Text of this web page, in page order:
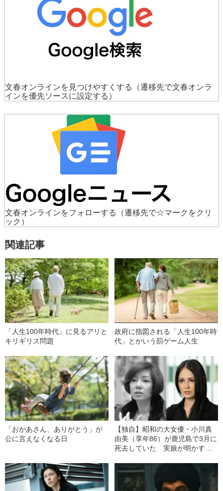
文春オンラインを見つけやすくする
（遷移先で文春オンラ
インを優先ソースに設定する）
文春オンラインをフォローする
（遷移先で☆マークをクリ
ック）
関連記事
「人生100年時代」に見るアリと
キリギリス問題
政府に指図される「人生100年時
代」とかいう罰ゲーム人生
「おかあさん、ありがとう」が
公に言えなくなる日
【独自】昭和の大女優・小川真
由美（享年86）が鹿児島で3月に
死去していた 実娘が明かす